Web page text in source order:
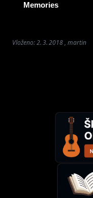
Memories
Vloženo: 2. 3. 2018 , martin